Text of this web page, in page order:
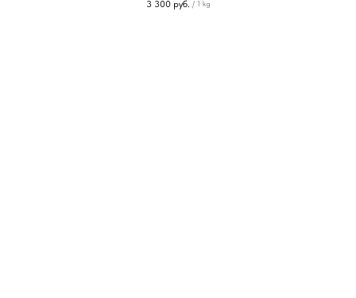
3 300 руб. / 1 kg